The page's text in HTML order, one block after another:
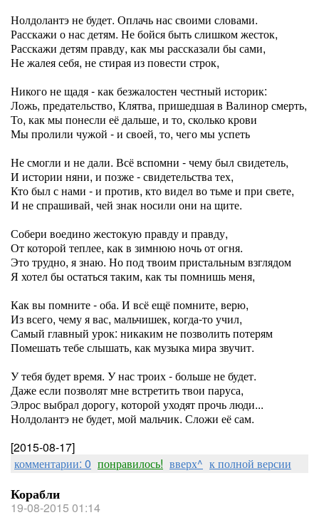
Нолдолантэ не будет. Оплачь нас своими словами.
Расскажи о нас детям. Не бойся быть слишком жесток,
Расскажи детям правду, как мы рассказали бы сами,
Не жалея себя, не стирая из повести строк,
Никого не щадя - как безжалостен честный историк:
Ложь, предательство, Клятва, пришедшая в Валинор смерть,
То, как мы понесли её дальше, и то, сколько крови
Мы пролили чужой - и своей, то, чего мы успеть
Не смогли и не дали. Всё вспомни - чему был свидетель,
И истории няни, и позже - свидетельства тех,
Кто был с нами - и против, кто видел во тьме и при свете,
И не спрашивай, чей знак носили они на щите.
Собери воедино жестокую правду и правду,
От которой теплее, как в зимнюю ночь от огня.
Это трудно, я знаю. Но под твоим пристальным взглядом
Я хотел бы остаться таким, как ты помнишь меня,
Как вы помните - оба. И всё ещё помните, верю,
Из всего, чему я вас, мальчишек, когда-то учил,
Самый главный урок: никаким не позволить потерям
Помешать тебе слышать, как музыка мира звучит.
У тебя будет время. У нас троих - больше не будет.
Даже если позволят мне встретить твои паруса,
Элрос выбрал дорогу, которой уходят прочь люди...
Нолдолантэ не будет, мой мальчик. Сложи её сам.
[2015-08-17]
комментарии: 0 понравилось! вверх^ к полной версии
Корабли
19-08-2015 01:14